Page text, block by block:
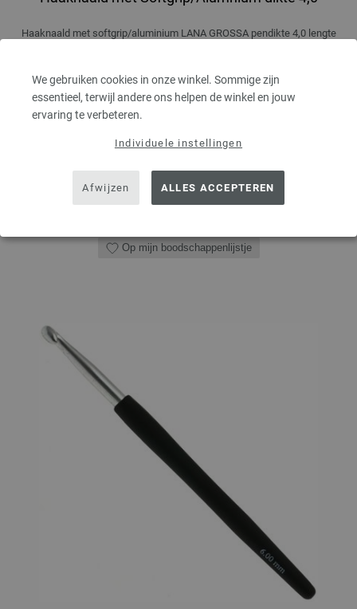
We gebruiken cookies in onze winkel. Sommige zijn
essentieel, terwijl andere ons helpen de winkel en jouw
ervaring te verbeteren.
Individuele instellingen
Afwijzen ALLES ACCEPTEREN
Haaknaald met softgrip/aluminium LANA GROSSA pendikte 4,0 lengte
2,73 €
3,18 $ excl. btw, excl. verzendkosten
Op mijn boodschappenlijstje